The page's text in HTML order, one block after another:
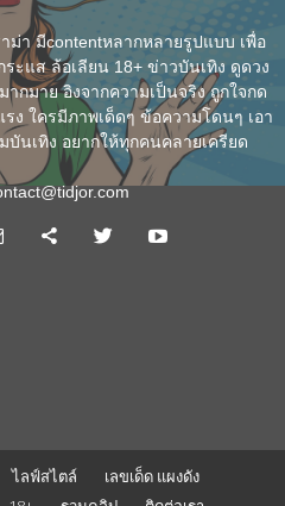
ม่า มีcontentหลากหลายรูปแบบ เพื่อ
ะแส ล้อเลียน 18+ ข่าวบันเทิง ดูดวง
กมาย อิงจากความเป็นจริง ถูกใจกด
ง ใครมีภาพเด็ดๆ ข้อความโดนๆ เอา
นเทิง อยากให้ทุกคนคลายเครียด
ไลฟ์สไตล์
เลขเด็ด แผงดัง